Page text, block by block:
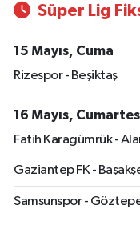
Süper Lig
15 Mayıs, Cuma
Rizespor - Beşiktaş
16 Mayıs,
Fatih Karagümrük -
Gaziantep FK -
Samsunspor -